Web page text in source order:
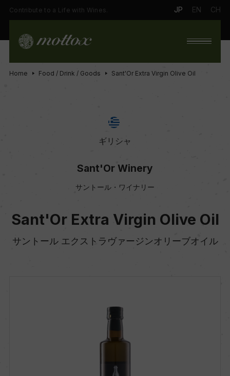
Contribute to a Life with Wines. JP EN CH
Home Food / Drink / Goods Sant'Or Extra Virgin Olive Oil
ギリシャ
Sant'Or Winery
サントール・ワイナリー
Sant'Or Extra Virgin Olive Oil
サントール エクストラヴァージンオリーブオイル